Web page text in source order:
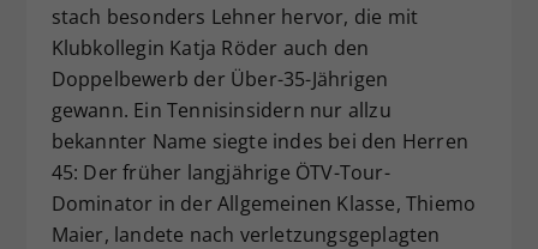
stach besonders Lehner hervor, die mit
Klubkollegin Katja Röder auch den
Doppelbewerb der Über-35-Jährigen
gewann. Ein Tennisinsidern nur allzu
bekannter Name siegte indes bei den Herren
45: Der früher langjährige ÖTV-Tour-
Dominator in der Allgemeinen Klasse, Thiemo
Maier, landete nach verletzungsgeplagten